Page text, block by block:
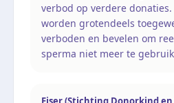
verbod op verdere
worden grotendeels
verboden en bevelen om
sperma niet meer te